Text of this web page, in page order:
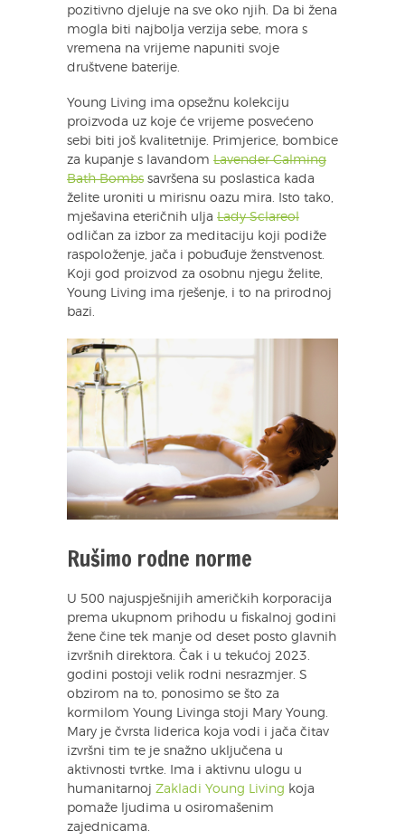
pozitivno djeluje na sve oko njih. Da bi žena
mogla biti najbolja verzija sebe, mora s
vremena na vrijeme napuniti svoje
društvene baterije.
Young Living ima opsežnu kolekciju
proizvoda uz koje će vrijeme posvećeno
sebi biti još kvalitetnije. Primjerice, bombice
za kupanje s lavandom Lavender Calming
Bath Bombs savršena su poslastica kada
želite uroniti u mirisnu oazu mira. Isto tako,
mješavina eteričnih ulja Lady Sclareol
odličan za izbor za meditaciju koji podiže
raspoloženje, jača i pobuđuje ženstvenost.
Koji god proizvod za osobnu njegu želite,
Young Living ima rješenje, i to na prirodnoj
bazi.
Rušimo rodne norme
U 500 najuspješnijih američkih korporacija
prema ukupnom prihodu u fiskalnoj godini
žene čine tek manje od deset posto glavnih
izvršnih direktora. Čak i u tekućoj 2023.
godini postoji velik rodni nesrazmjer. S
obzirom na to, ponosimo se što za
kormilom Young Livinga stoji Mary Young.
Mary je čvrsta liderica koja vodi i jača čitav
izvršni tim te je snažno uključena u
aktivnosti tvrtke. Ima i aktivnu ulogu u
humanitarnoj Zakladi Young Living koja
pomaže ljudima u osiromašenim
zajednicama.